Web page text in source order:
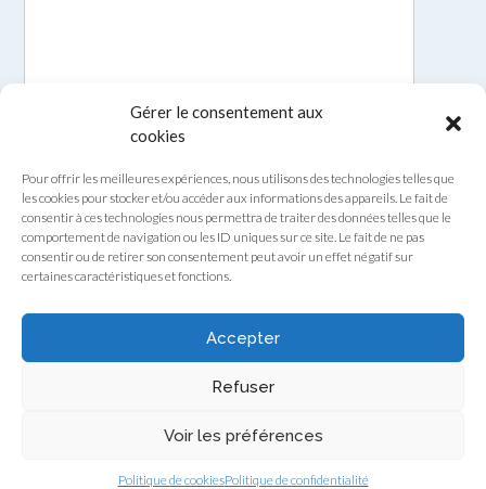
Gérer le consentement aux
cookies
Pour offrir les meilleures expériences, nous utilisons des technologies telles que
les cookies pour stocker et/ou accéder aux informations des appareils. Le fait de
consentir à ces technologies nous permettra de traiter des données telles que le
comportement de navigation ou les ID uniques sur ce site. Le fait de ne pas
consentir ou de retirer son consentement peut avoir un effet négatif sur
certaines caractéristiques et fonctions.
Accepter
Refuser
Voir les préférences
Politique de cookiesPolitique de confidentialité
Theme by Out the Box